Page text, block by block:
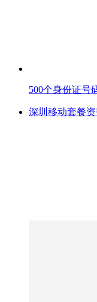
500个身份证号
深圳移动套餐